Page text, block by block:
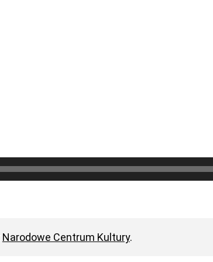
Narodowe Centrum Kultury.